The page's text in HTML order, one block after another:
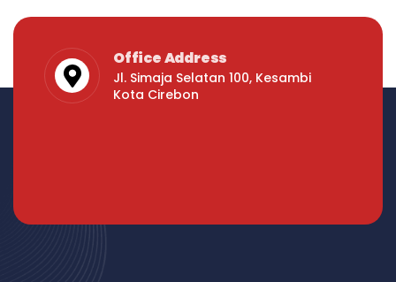
Office Address
Jl. Simaja Selatan 100, Kesambi
Kota Cirebon